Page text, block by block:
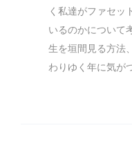
く私達がファセッ
いるのかについて
生を垣間見る方法
わりゆく年に気が